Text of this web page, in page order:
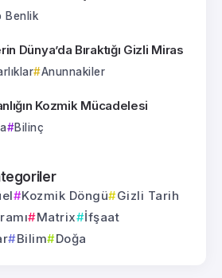
Benlik
Dünya’da Bıraktığı Gizli Miras
Anunnakiler
Kozmik Mücadelesi
Bilinç
Kozmik Döngü
Gizli Tarih
Matrix
İfşaat
Bilim Doğa